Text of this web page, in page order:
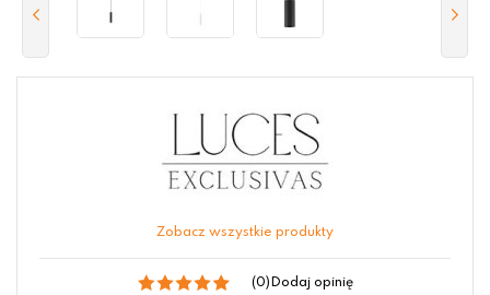
Zobacz wszystkie produkty
(0) Dodaj opinię